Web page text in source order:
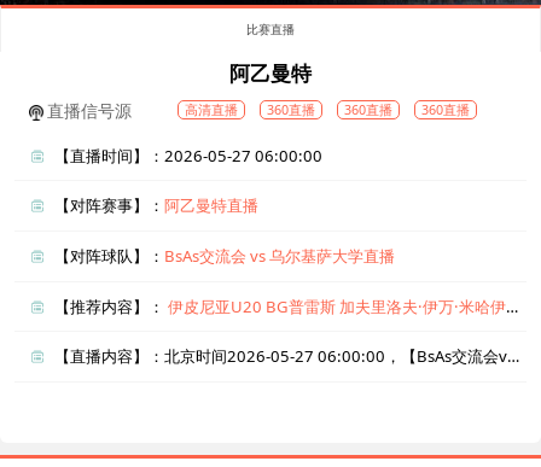
比赛直播
阿乙曼特
直播信号源 高清直播 360直播 360直播 360直播
【直播时间】：2026-05-27 06:00:00
【对阵赛事】：阿乙曼特直播
【对阵球队】： BsAs交流会 vs 乌尔基萨大学直播
【推荐内容】：伊皮尼亚U20 BG普雷斯 加夫里洛夫·伊万·米哈伊洛维奇
【直播内容】：北京时间2026-05-27 06:00:00，【BsAs交流会vs乌尔基萨大学】直播准时在线播放，喜欢看比赛的朋友可以提前收藏本页面以免错过直播。盈点直播网_足球直播还为您在本页面索引了相关直播、BsAs交流会直播、乌尔基萨大学直播的近期比赛列表以及两队历史交锋、两队赛程。